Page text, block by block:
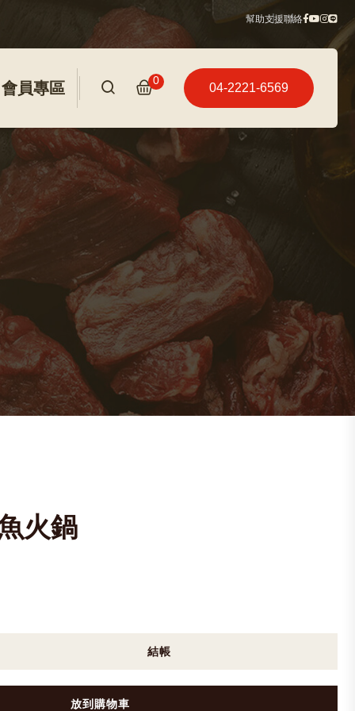
幫助支援聯絡
會員專區 0
04-2221-6569
火鍋
結帳
放到購物車